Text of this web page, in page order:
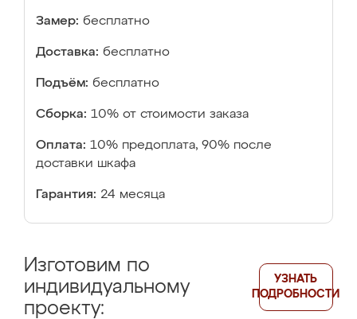
Замер: бесплатно
Доставка: бесплатно
Подъём: бесплатно
Сборка: 10% от стоимости заказа
Оплата: 10% предоплата, 90% после
доставки шкафа
Гарантия: 24 месяца
Изготовим по
индивидуальному
проекту:
УЗНАТЬ
ПОДРОБНОСТИ